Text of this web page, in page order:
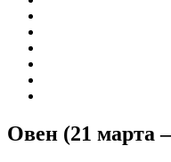
Овен (21 марта